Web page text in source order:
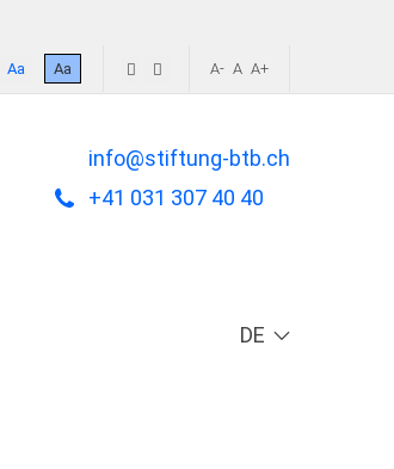
Aa Aa A- A A+
info@stiftung-btb.ch
+41 031 307 40 40
Sprache
DE